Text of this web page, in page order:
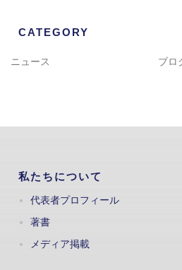
CATEGORY
ニュース ブロ
私たちについて
代表者プロフィール
著書
メディア掲載